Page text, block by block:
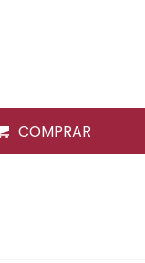
COMPRAR